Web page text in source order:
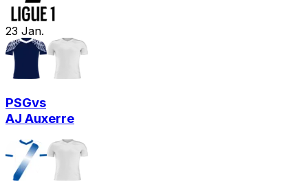
23 Jan.
PSGvs
AJ Auxerre